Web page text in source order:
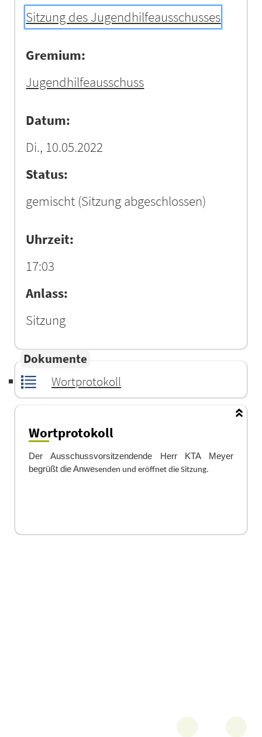
Sitzung des Jugendhilfeausschusses
Gremium:
Jugendhilfeausschuss
Datum:
Di., 10.05.2022
Status:
gemischt (Sitzung abgeschlossen)
Uhrzeit:
17:03
Anlass:
Sitzung
Dokumente
Wortprotokoll
Wortprotokoll
Der Ausschussvorsitzendende
Herr KTA Meyer
begrüßt die Anwesenden und eröffnet die Sitzung.